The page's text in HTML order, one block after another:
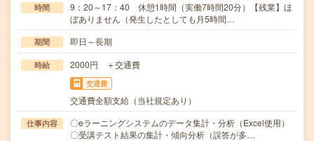
時間
9：20～17：40 休憩1時間（実働7時間20分）【残業】ほ
ぼありません（発生したとしても月5時間…
期間 即日～長期
時給 2000円 ＋交通費
交通費
交通費全額支給（当社規定あり）
仕事内容
〇eラーニングシステムのデータ集計・分析（Excel使用）
〇受講テスト結果の集計・傾向分析（誤答が多…